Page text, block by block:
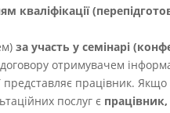
кваліфікації
за участь у семінарі
отримувачем
представляє працівник.
послуг є працівник,